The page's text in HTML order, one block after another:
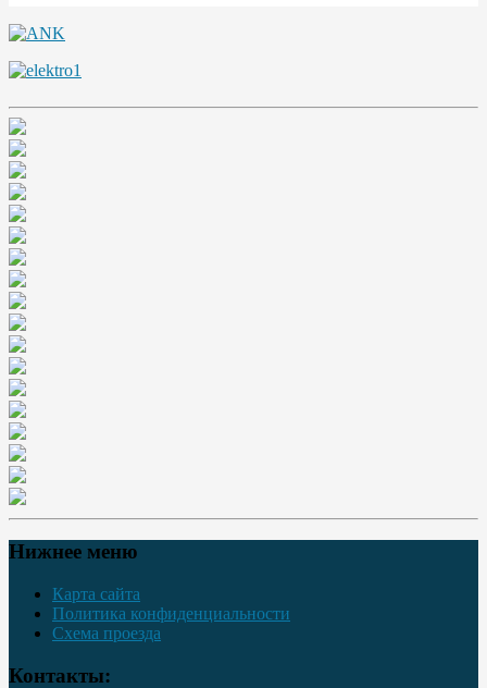
Нижнее меню
Карта сайта
Политика конфиденциальности
Схема проезда
Контакты: